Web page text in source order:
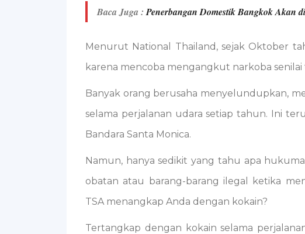
Baca Juga :Penerbangan Domestik Bangkok Akan
Menurut National Thailand, sejak Oktober
karena mencoba mengangkut narkoba senilai
Banyak orang berusaha menyelundupkan,
selama perjalanan udara setiap tahun. Ini
Bandara Santa Monica.
Namun, hanya sedikit yang tahu apa
obatan atau barang-barang ilegal ketika
TSA menangkap Anda dengan kokain?
Tertangkap dengan kokain selama